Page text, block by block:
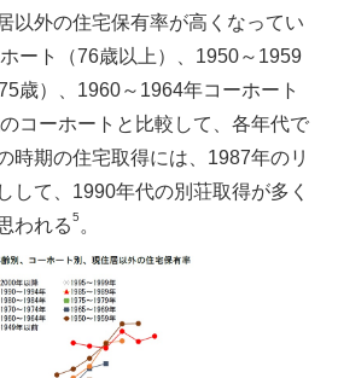
以外の住宅保有率が高くなってい
ート（76歳以上）、1950～1959
歳）、1960～1964年コーホート
コーホートと比較して、各年代で
時期の住宅取得には、1987年のリ
して、1990年代の別荘取得が多く
われる5 。